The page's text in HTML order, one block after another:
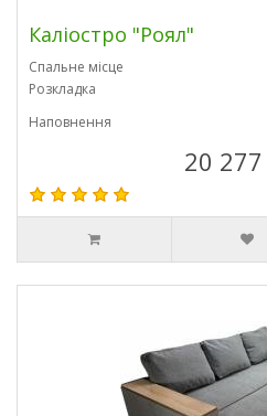
Каліостро "Роял"
Спальне місце
Розкладка
Наповнення
20 277